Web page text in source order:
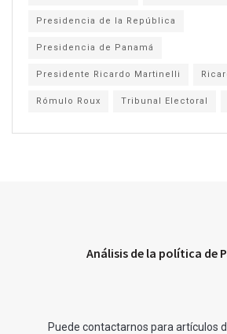
Presidencia de la República
Presidencia de Panamá
Presidente Ricardo Martinelli
Rómulo Roux Tribunal Electoral
Análisis de la política de
Puede contactarnos para artículos